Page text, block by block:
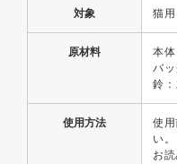
対象 猫用
原材料
本
バ
鈴
使用方法
使
い。
お